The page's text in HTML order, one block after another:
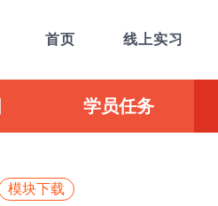
首页 线上实习
学员任务
模块下载